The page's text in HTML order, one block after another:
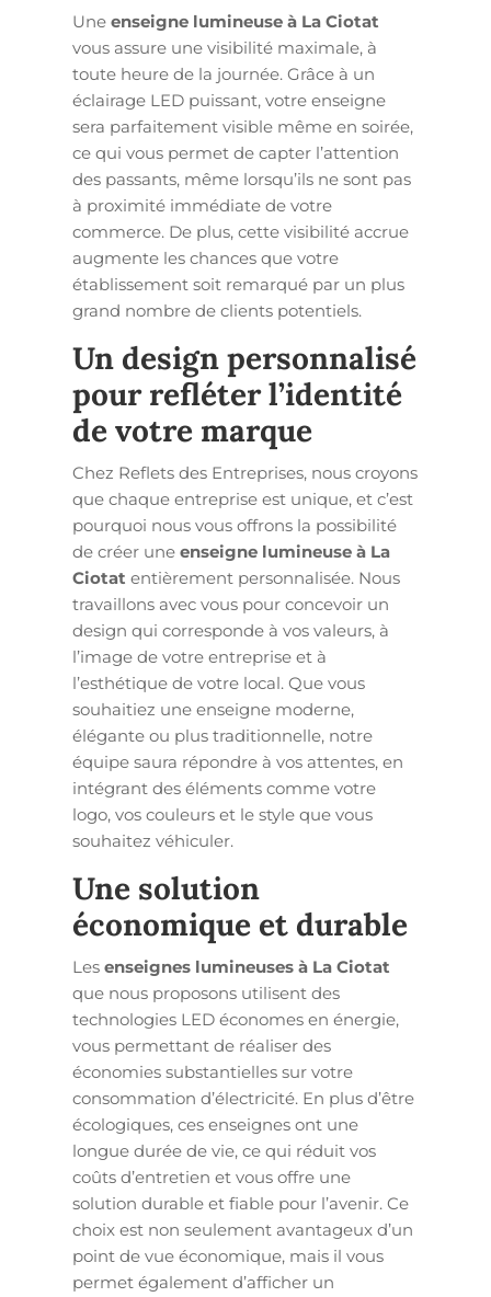
Uneenseigne lumineuse à La Ciotat
vous assure une visibilité maximale, à
toute heure de la journée. Grâce à un
éclairage LED puissant, votre enseigne
sera parfaitement visible même en soirée,
ce qui vous permet de capter l’attention
des passants, même lorsqu’ils ne sont pas
à proximité immédiate de votre
commerce. De plus, cette visibilité accrue
augmente les chances que votre
établissement soit remarqué par un plus
grand nombre de clients potentiels.
Un design personnalisé
pour refléter l’identité
de votre marque
Chez Reflets des Entreprises, nous croyons
que chaque entreprise est unique, et c’est
pourquoi nous vous offrons la possibilité
de créer uneenseigne lumineuse à La
Ciotat entièrement personnalisée. Nous
travaillons avec vous pour concevoir un
design qui corresponde à vos valeurs, à
l’image de votre entreprise et à
l’esthétique de votre local. Que vous
souhaitiez une enseigne moderne,
élégante ou plus traditionnelle, notre
équipe saura répondre à vos attentes, en
intégrant des éléments comme votre
logo, vos couleurs et le style que vous
souhaitez véhiculer.
Une solution
économique et durable
Lesenseignes lumineuses à La Ciotat
que nous proposons utilisent des
technologies LED économes en énergie,
vous permettant de réaliser des
économies substantielles sur votre
consommation d’électricité. En plus d’être
écologiques, ces enseignes ont une
longue durée de vie, ce qui réduit vos
coûts d’entretien et vous offre une
solution durable et fiable pour l’avenir. Ce
choix est non seulement avantageux d’un
point de vue économique, mais il vous
permet également d’afficher un